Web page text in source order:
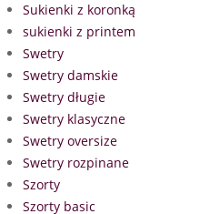
Sukienki z koronką
sukienki z printem
Swetry
Swetry damskie
Swetry długie
Swetry klasyczne
Swetry oversize
Swetry rozpinane
Szorty
Szorty basic